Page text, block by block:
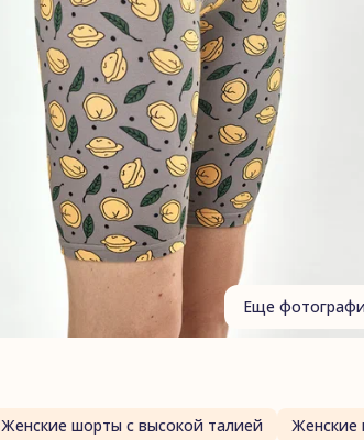
Еще
Женские шорты с высокой талией Женские